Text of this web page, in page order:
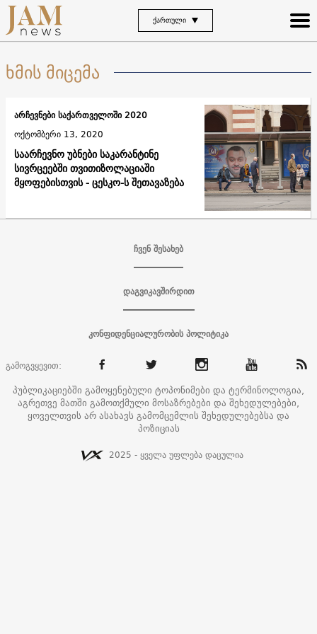
ᲥᲐᲠᲗᲣᲚᲘ
ხმის მიცემა
საარჩევნო უბნები საკარანტინე
სივრცეებში თვითიზოლაციაში
მყოფებისთვის - ცესკო-ს შეთავაზება
არჩევნები საქართველოში 2020
ოქტომბერი 13, 2020
ჩვენ შესახებ
დაგვიკავშირდით
კონფიდენციალურობის პოლიტიკა
გამოგვყევით:
პუბლიკაციებში გამოყენებული ტოპონიმები და ტერმინოლოგია,
აგრეთვე მათში გამოთქმული მოსაზრებები და შეხედულებები,
ყოველთვის არ ასახავს გამომცემლის შეხედულებებსა და
პოზიციას
2025 - ყველა უფლება დაცულია